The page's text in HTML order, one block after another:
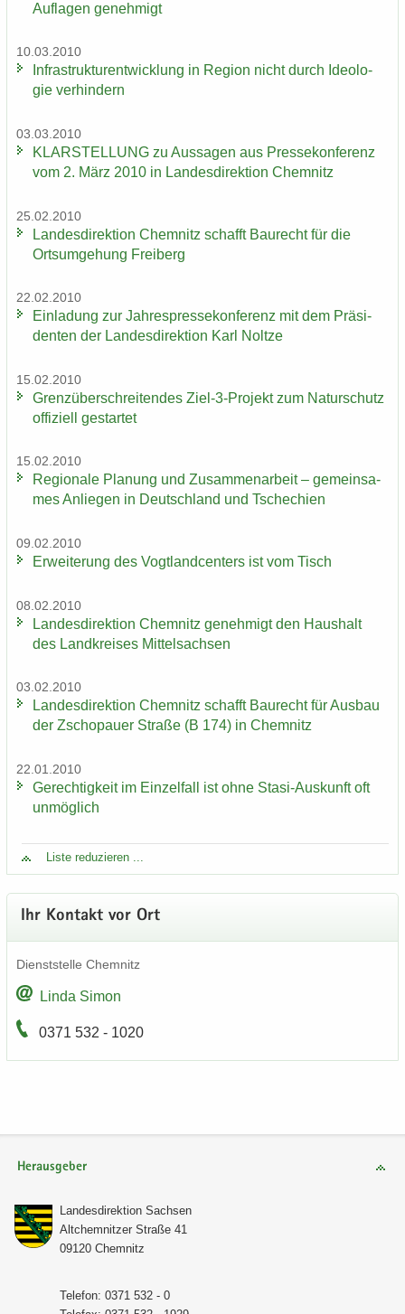
Auf­la­gen ge­neh­migt
10.03.2010
In­fra­struk­tur­ent­wick­lung in Re­gi­on nicht durch Ideo­lo­
gie ver­hin­dern
03.03.2010
KLAR­STEL­LUNG zu Aus­sa­gen aus Pres­se­kon­fe­renz
vom 2. März 2010 in Lan­des­di­rek­ti­on Chem­nitz
25.02.2010
Lan­des­di­rek­ti­on Chem­nitz schafft Bau­recht für die
Orts­um­ge­hung Frei­berg
22.02.2010
Ein­la­dung zur Jah­res­pres­se­kon­fe­renz mit dem Prä­si­
den­ten der Lan­des­di­rek­ti­on Karl Nolt­ze
15.02.2010
Grenz­über­schrei­ten­des Ziel-3-​Projekt zum Na­tur­schutz
of­fi­zi­ell ge­star­tet
15.02.2010
Re­gio­na­le Pla­nung und Zu­sam­men­ar­beit – ge­mein­sa­
mes An­lie­gen in Deutsch­land und Tsche­chi­en
09.02.2010
Er­wei­te­rung des Vogt­land­cen­ters ist vom Tisch
08.02.2010
Lan­des­di­rek­ti­on Chem­nitz ge­neh­migt den Haus­halt
des Land­krei­ses Mit­tel­sach­sen
03.02.2010
Lan­des­di­rek­ti­on Chem­nitz schafft Bau­recht für Aus­bau
der Zscho­pau­er Stra­ße (B 174) in Chem­nitz
22.01.2010
Ge­rech­tig­keit im Ein­zel­fall ist ohne Stasi-​Auskunft oft
un­mög­lich
Liste re­du­zie­ren ...
Ihr Kon­takt vor Ort
Dienst­stel­le Chem­nitz
Linda Simon
0371 532 - 1020
Herausgeber
Lan­des­di­rek­ti­on Sach­sen
Alt­chem­nit­zer Stra­ße 41
09120 Chem­nitz
Te­le­fon: 0371 532 - 0